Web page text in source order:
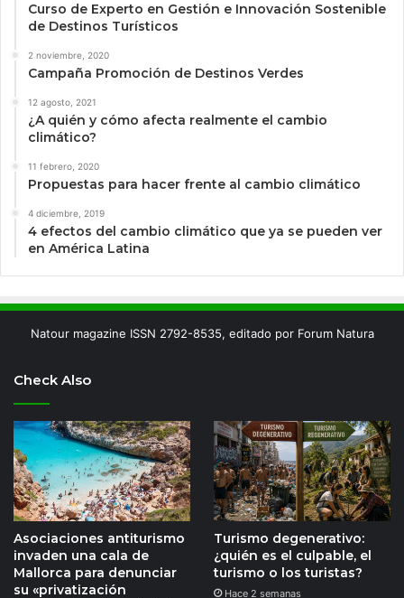
Curso de Experto en Gestión e Innovación Sostenible
de Destinos Turísticos
2 noviembre, 2020
Campaña Promoción de Destinos Verdes
12 agosto, 2021
¿A quién y cómo afecta realmente el cambio
climático?
11 febrero, 2020
Propuestas para hacer frente al cambio climático
4 diciembre, 2019
4 efectos del cambio climático que ya se pueden ver
en América Latina
Natour magazine ISSN 2792-8535, editado por Forum Natura
Check Also
Asociaciones antiturismo
invaden una cala de
Mallorca para denunciar
su «privatización
Turismo degenerativo:
¿quién es el culpable, el
turismo o los turistas?
Hace 2 semanas